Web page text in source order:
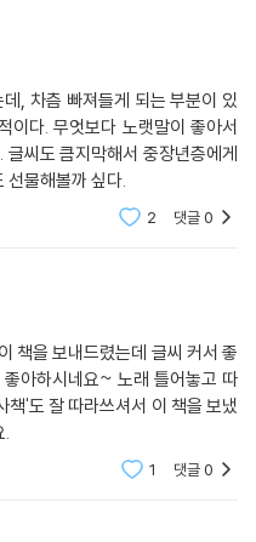
, 차츰 빠져들게 되는 부분이 있
이다. 무엇보다 노랫말이 좋아서
씨도 큼지막해서 중장년층에게
선물해볼까 싶다.
2 댓글0
책을 보내드렸는데 글씨 커서 좋
아하시네요~ 노래 틀어놓고 따
책'도 잘 따라쓰셔서 이 책을 보냈
.
1 댓글0